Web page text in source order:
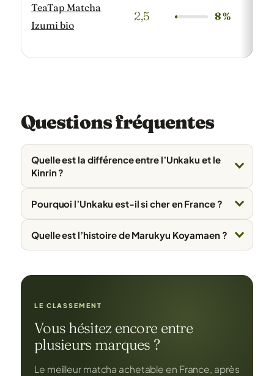
TeaTap Matcha
Izumi bio
2,5 8 %
Questions fréquentes
Quelle est la différence entre l’Unkaku et le
Kinrin ?
Pourquoi l’Unkaku est-il si cher en France ?
Quelle est l’histoire de Marukyu Koyamaen ?
LE CLASSEMENT
Vous hésitez encore entre
plusieurs marques ?
Le meilleur matcha achetable en France, après